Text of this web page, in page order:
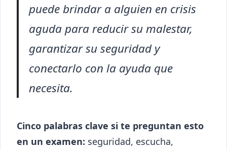
puede brindar a alguien en crisis
aguda para reducir su malestar,
garantizar su seguridad y
conectarlo con la ayuda que
necesita.
Cinco palabras clave si te preguntan esto
en un examen: seguridad, escucha,